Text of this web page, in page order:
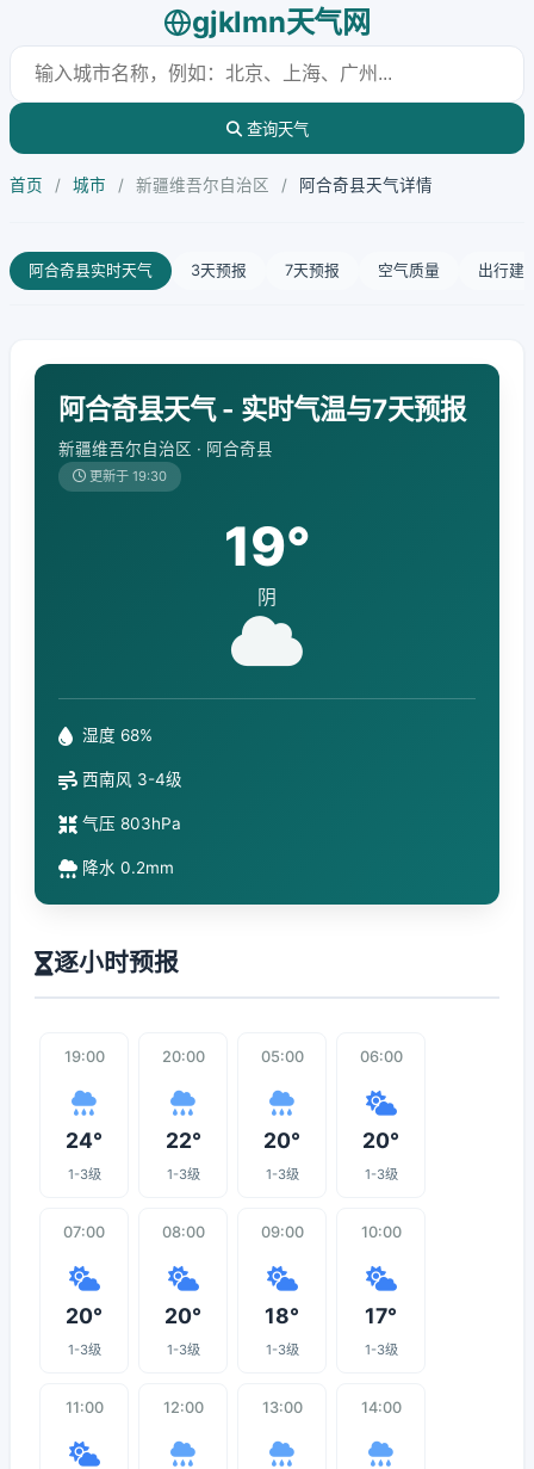
gjklmn天气网
查询天气
首页 / 城市 / 新疆维吾尔自治区 / 阿合奇县天气详情
阿合奇县实时天气 3天预报 7天预报 空气质量 出行建
阿合奇县天气 - 实时气温与7天预报
新疆维吾尔自治区 · 阿合奇县
更新于 19:30
19°
阴
湿度 68%
西南风 3-4级
气压 803hPa
降水 0.2mm
逐小时预报
19:00
24°
1-3级
20:00
22°
1-3级
05:00
20°
1-3级
06:00
20°
1-3级
07:00
20°
1-3级
08:00
20°
1-3级
09:00
18°
1-3级
10:00
17°
1-3级
11:00 12:00 13:00 14:00